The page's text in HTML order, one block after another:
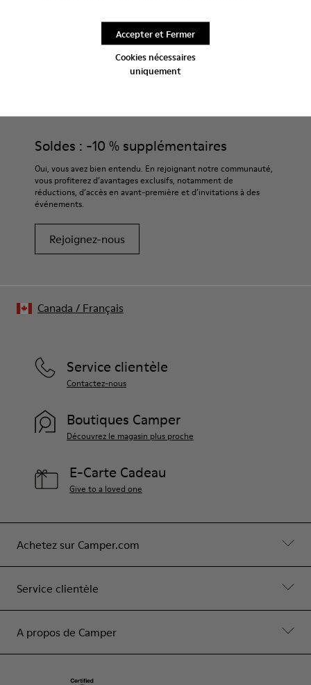
Cookies nécessaires
uniquement
Accepter et Fermer
END OF SEASON LAB ACCESSORIES
Soldes : -10 % supplémentaires
Oui, vous avez bien entendu. En rejoignant notre communauté,
vous profiterez d’avantages exclusifs, notamment de
réductions, d’accès en avant-première et d’invitations à des
événements.
Rejoignez-nous
Achetez sur Camper.com
Service clientèle
A propos de Camper
Service clientèle
Contactez-nous
Boutiques Camper
Découvrez le magasin plus proche
E-Carte Cadeau
Give to a loved one
Canada / Français